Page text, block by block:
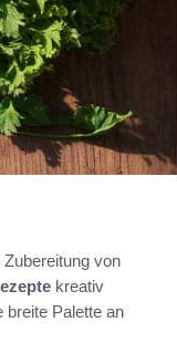
von
kreativ
breite Palette an